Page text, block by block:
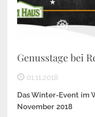
Genusstage bei
01.11.2018
Das Winter-Event im
November 2018